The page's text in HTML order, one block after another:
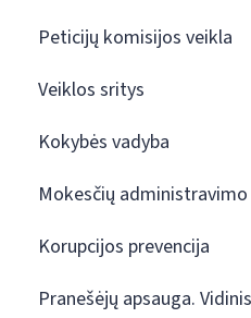
Peticijų komisijos veikla
Veiklos sritys
Kokybės vadyba
Mokesčių
Korupcijos prevencija
Pranešėjų apsauga.